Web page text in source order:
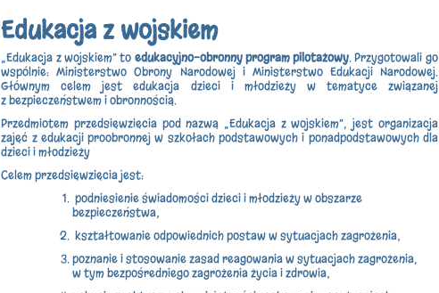
Edukacja z wojskiem
„Edukacja z wojskiem” to edukacyjno-obronny program pilotażowy. Przygotowali go
wspólnie: Ministerstwo Obrony Narodowej i Ministerstwo Edukacji Narodowej.
Głównym celem jest edukacja dzieci i młodzieży w tematyce związanej
z bezpieczeństwem i obronnością.
Przedmiotem przedsięwzięcia pod nazwą „Edukacja z wojskiem”, jest organizacja
zajęć z edukacji proobronnej w szkołach podstawowych i ponadpodstawowych dla
dzieci i młodzieży
Celem przedsięwzięcia jest:
podniesienie świadomości dzieci i młodzieży w obszarze
bezpieczeństwa;
kształtowanie odpowiednich postaw w sytuacjach zagrożenia;
poznanie i stosowanie zasad reagowania w sytuacjach zagrożenia,
w tym bezpośredniego zagrożenia życia i zdrowia;